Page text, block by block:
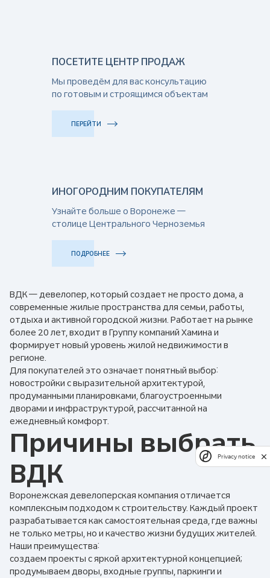
ПОСЕТИТЕ ЦЕНТР ПРОДАЖ
Мы проведём для вас консультацию
по готовым и строящимся объектам
ПЕРЕЙТИ
ИНОГОРОДНИМ ПОКУПАТЕЛЯМ
Узнайте больше о Воронеже —
столице Центрального Черноземья
ПОДРОБНЕЕ
ВДК — девелопер, который создает не просто дома, а
современные жилые пространства для семьи, работы,
отдыха и активной городской жизни. Работает на рынке
более 20 лет, входит в Группу компаний Хамина и
формирует новый уровень жилой недвижимости в
регионе.
Для покупателей это означает понятный выбор:
новостройки с выразительной архитектурой,
продуманными планировками, благоустроенными
дворами и инфраструктурой, рассчитанной на
ежедневный комфорт.
Причины выбрать
ВДК
Воронежская девелоперская компания отличается
комплексным подходом к строительству. Каждый проект
разрабатывается как самостоятельная среда, где важны
не только метры, но и качество жизни будущих жителей.
Наши преимущества:
создаем проекты с яркой архитектурной концепцией;
продумываем дворы, входные группы, паркинги и
Privacy notice